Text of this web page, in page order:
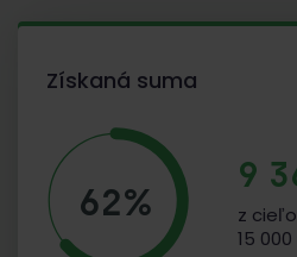
Získaná suma
62%
9
z
15